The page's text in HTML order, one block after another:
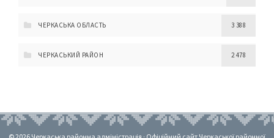
ЧЕРКАСЬКА ОБЛАСТЬ 3 388
ЧЕРКАСЬКИЙ РАЙОН 2 478